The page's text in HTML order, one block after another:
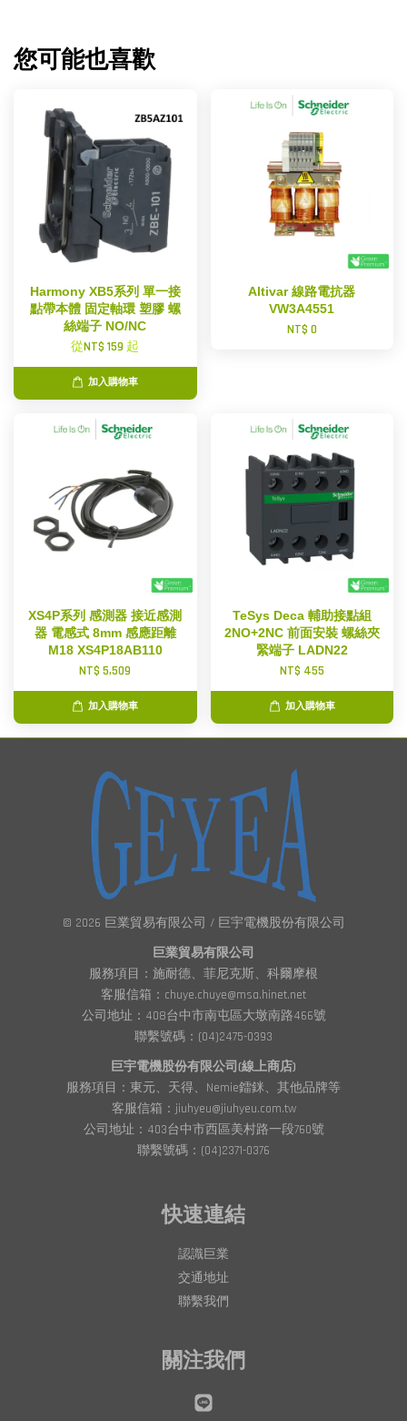
您可能也喜歡
Harmony XB5系列 單一接
點帶本體 固定軸環 塑膠 螺
絲端子 NO/NC
從NT$ 159 起
加入購物車
Altivar 線路電抗器
VW3A4551
NT$ 0
XS4P系列 感測器 接近感測
器 電感式 8mm 感應距離
M18 XS4P18AB110
NT$ 5,509
加入購物車
TeSys Deca 輔助接點組
2NO+2NC 前面安裝 螺絲夾
緊端子 LADN22
NT$ 455
加入購物車
© 2026 巨業貿易有限公司 / 巨宇電機股份有限公司
巨業貿易有限公司
服務項目：施耐德、菲尼克斯、科爾摩根
客服信箱：chuye.chuye@msa.hinet.net
公司地址：408台中市南屯區大墩南路466號
聯繫號碼：(04)2475-0393
巨宇電機股份有限公司(線上商店)
服務項目：東元、天得、Nemie鐳銤、其他品牌等
客服信箱：jiuhyeu@jiuhyeu.com.tw
公司地址：403台中市西區美村路一段760號
聯繫號碼：(04)2371-0376
快速連結
認識巨業
交通地址
聯繫我們
關注我們